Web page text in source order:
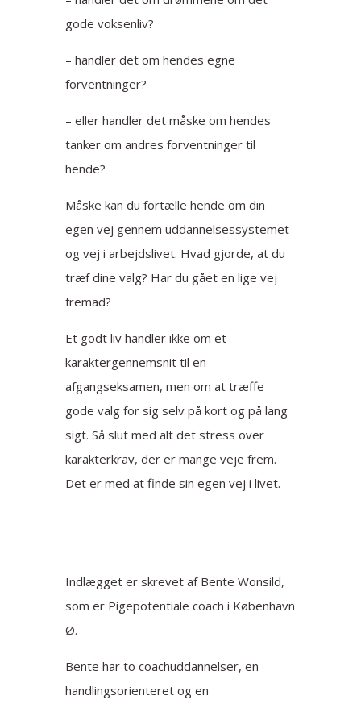
gode voksenliv?
– handler det om hendes egne
forventninger?
– eller handler det måske om hendes
tanker om andres forventninger til
hende?
Måske kan du fortælle hende om din
egen vej gennem uddannelsessystemet
og vej i arbejdslivet. Hvad gjorde, at du
træf dine valg? Har du gået en lige vej
fremad?
Et godt liv handler ikke om et
karaktergennemsnit til en
afgangseksamen, men om at træffe
gode valg for sig selv på kort og på lang
sigt. Så slut med alt det stress over
karakterkrav, der er mange veje frem.
Det er med at finde sin egen vej i livet.
Indlægget er skrevet af Bente Wonsild,
som er Pigepotentiale coach i København
Ø.
Bente har to coachuddannelser, en
handlingsorienteret og en